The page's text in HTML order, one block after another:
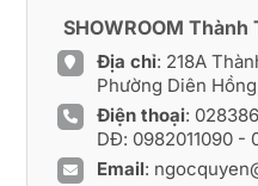
SHOWROOM Thành
Địa chỉ: 218A
Phường Diên
Điện thoại:
DĐ: 0982011090-
Email: